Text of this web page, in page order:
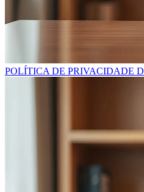
POLÍTICA DE PRIVACIDADE